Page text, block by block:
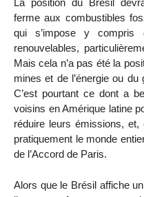
La position du Brésil
ferme aux combustibles
qui s’impose y compris
renouvelables,
Mais cela n’a pas été la
mines et de l’énergie ou
C’est pourtant ce dont a
voisins en Amérique latine
réduire leurs émissions, et,
pratiquement le monde
de l’Accord de Paris.
Alors que le Brésil affiche